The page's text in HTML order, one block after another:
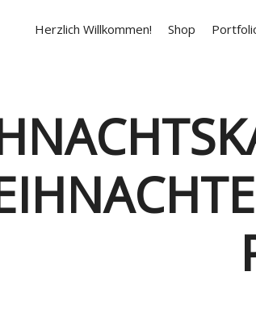
Herzlich Willkommen! Shop